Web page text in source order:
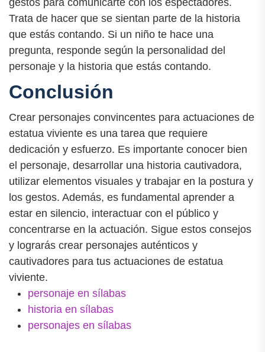
gestos para comunicarte con los espectadores.
Trata de hacer que se sientan parte de la historia
que estás contando. Si un niño te hace una
pregunta, responde según la personalidad del
personaje y la historia que estás contando.
Conclusión
Crear personajes convincentes para actuaciones de
estatua viviente es una tarea que requiere
dedicación y esfuerzo. Es importante conocer bien
el personaje, desarrollar una historia cautivadora,
utilizar elementos visuales y trabajar en la postura y
los gestos. Además, es fundamental aprender a
estar en silencio, interactuar con el público y
concentrarse en la actuación. Sigue estos consejos
y lograrás crear personajes auténticos y
cautivadores para tus actuaciones de estatua
viviente.
personaje en sílabas
historia en sílabas
personajes en sílabas